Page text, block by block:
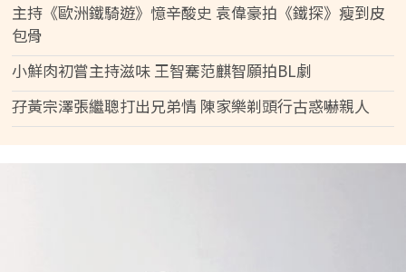
主持《歐洲鐵騎遊》憶辛酸史 袁偉豪拍《鐵探》瘦到皮
包骨
小鮮肉初嘗主持滋味 王智騫范麒智願拍BL劇
孖黃宗澤張繼聰打出兄弟情 陳家樂剃頭行古惑嚇親人